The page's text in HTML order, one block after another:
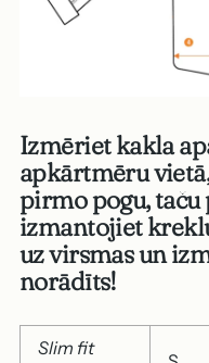
Izmēriet kakla
apkārtmēru
pirmo pogu,
izmantojiet
uz virsmas un
norādīts!
Slim fit